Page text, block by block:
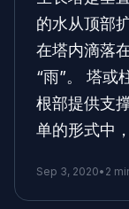
的水从顶部
在塔内滴落
“雨”。 塔或
根部提供支
单的形式中
Sep 3, 2020• 2